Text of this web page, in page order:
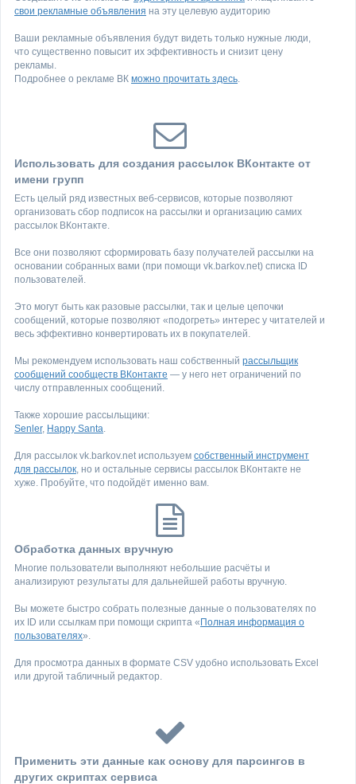
свои рекламные объявления на эту целевую аудиторию
Ваши рекламные объявления будут видеть только нужные люди,
что существенно повысит их эффективность и снизит цену
рекламы.
Подробнее о рекламе ВК можно прочитать здесь.
Использовать для создания рассылок ВКонтакте от
имени групп
Есть целый ряд известных веб-сервисов, которые позволяют
организовать сбор подписок на рассылки и организацию самих
рассылок ВКонтакте.
Все они позволяют сформировать базу получателей рассылки на
основании собранных вами (при помощи vk.barkov.net) списка ID
пользователей.
Это могут быть как разовые рассылки, так и целые цепочки
сообщений, которые позволяют «подогреть» интерес у читателей и
весь эффективно конвертировать их в покупателей.
Мы рекомендуем использовать наш собственный рассыльщик
сообщений сообществ ВКонтакте — у него нет ограничений по
числу отправленных сообщений.
Также хорошие рассыльщики:
Senler, Happy Santa.
Для рассылок vk.barkov.net используем собственный инструмент
для рассылок, но и остальные сервисы рассылок ВКонтакте не
хуже. Пробуйте, что подойдёт именно вам.
Обработка данных вручную
Многие пользователи выполняют небольшие расчёты и
анализируют результаты для дальнейшей работы вручную.
Вы можете быстро собрать полезные данные о пользователях по
их ID или ссылкам при помощи скрипта « Полная информация о
пользователях».
Для просмотра данных в формате CSV удобно использовать Excel
или другой табличный редактор.
Применить эти данные как основу для парсингов в
других скриптах сервиса